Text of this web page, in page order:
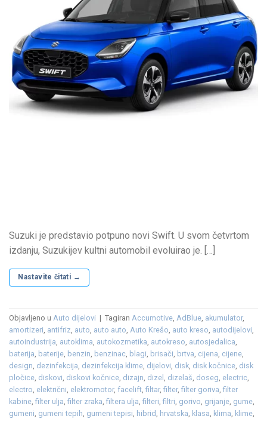
Suzuki je predstavio potpuno novi Swift. U svom četvrtom
izdanju, Suzukijev kultni automobil evoluirao je. […]
Nastavite čitati →
Objavljeno u Auto dijelovi | Tagiran Accumotive, AdBlue, akumulator,
amortizeri, antifriz, auto, auto auto, Auto Krešo, auto kreso, autodijelovi,
autoindustrija, autoklima, autokozmetika, autokreso, autosjedalica,
baterija, baterije, benzin, benzinac, blagi, brisači, brtva, cijena, cijene,
design, dezinfekcija, dezinfekcija klime, dijelovi, disk, disk kočnice, disk
pločice, diskovi, diskovi kočnice, dizajn, dizel , dizelaš, doseg, electric,
electro, električni, elektromotor, facelift,filtar,filter,filter goriva,filter
kabine,filter ulja,filter zraka,filtera ulja,filteri,filtri, gorivo, grijanje, gume,
gumeni, gumeni tepih, gumeni tepisi, hibrid, hrvatska, klasa, klima, klime,